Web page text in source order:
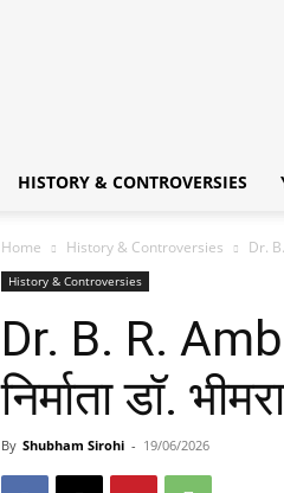
HISTORY & CONTROVERSIES
Home History & Controversies Dr.
History & Controversies
Dr. B. R.
निर्माता डॉ.
By Shubham Sirohi - 19/06/2026